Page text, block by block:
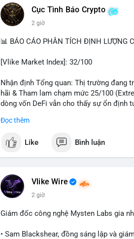
- Steak ’n Shake cho phép nhân viên
#binancesquare
#cryptonews #btc #eth
#hongkong #russia
$btc $eth $sol $xrp $cc #cc$sky#sky
#vlikevn #titanbot
📰 Nguồn: Decrypt
Cục Tình Báo Crypto
2 giờ
📊 BÁO CÁO PHÂN TÍCH ĐỊNH LƯỢNG
[Vlike Market Index]: 32/100
Nhận định Tổng quan: Thị trường đang
hãi & Tham lam chạm mức 25/100
dòng vốn DeFi vẫn cho thấy sự ổn định
Phân tích Dòng tiền DeFi (DefiLlama):
sao giữa BSC (4,87 tỷ), Tron (4,85 tỷ)
5 với 4,63 tỷ USD, cho thấy sự trỗi dậy
thấy thanh khoản hệ thống vẫn dồi
cải thiện.
mức dương nhẹ 0,0073%, trong khi ETH
Đọc thêm
Like Bình luận
Vlike Wire
2 giờ
Giám đốc công nghệ Mysten Labs gia
• Sam Blackshear, đồng sáng lập và